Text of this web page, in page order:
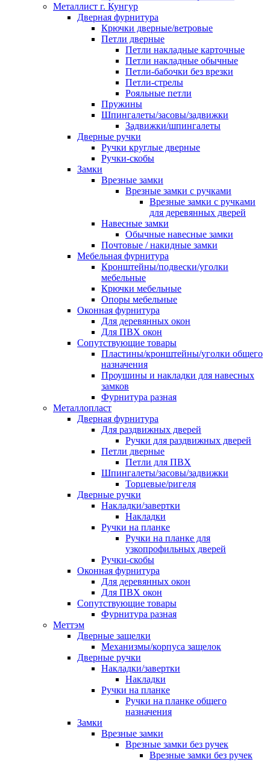
Металлист г. Кунгур
Дверная фурнитура
Крючки дверные/ветровые
Петли дверные
Петли накладные карточные
Петли накладные обычные
Петли-бабочки без врезки
Петли-стрелы
Рояльные петли
Пружины
Шпингалеты/засовы/задвижки
Задвижки/шпингалеты
Дверные ручки
Ручки круглые дверные
Ручки-скобы
Замки
Врезные замки
Врезные замки с ручками
Врезные замки с ручками
для деревянных дверей
Навесные замки
Обычные навесные замки
Почтовые / накидные замки
Мебельная фурнитура
Кронштейны/подвески/уголки
мебельные
Крючки мебельные
Опоры мебельные
Оконная фурнитура
Для деревянных окон
Для ПВХ окон
Сопутствующие товары
Пластины/кронштейны/уголки общего
назначения
Проушины и накладки для навесных
замков
Фурнитура разная
Металлопласт
Дверная фурнитура
Для раздвижных дверей
Ручки для раздвижных дверей
Петли дверные
Петли для ПВХ
Шпингалеты/засовы/задвижки
Торцевые/ригеля
Дверные ручки
Накладки/завертки
Накладки
Ручки на планке
Ручки на планке для
узкопрофильных дверей
Ручки-скобы
Оконная фурнитура
Для деревянных окон
Для ПВХ окон
Сопутствующие товары
Фурнитура разная
Меттэм
Дверные защелки
Механизмы/корпуса защелок
Дверные ручки
Накладки/завертки
Накладки
Ручки на планке
Ручки на планке общего
назначения
Замки
Врезные замки
Врезные замки без ручек
Врезные замки без ручек